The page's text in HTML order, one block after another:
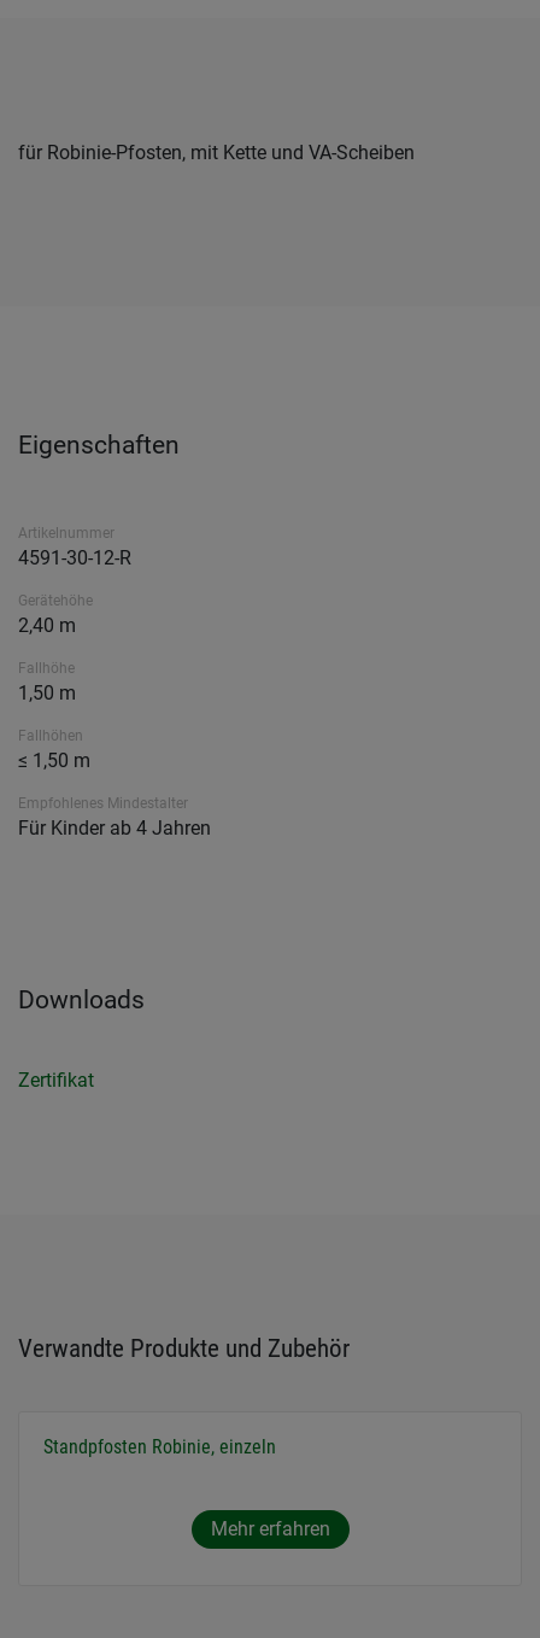
für Robinie-Pfosten, mit Kette und VA-Scheiben
Eigenschaften
Artikelnummer
4591-30-12-R
Gerätehöhe
2,40 m
Fallhöhe
1,50 m
Fallhöhen
≤ 1,50 m
Empfohlenes Mindestalter
Für Kinder ab 4 Jahren
Downloads
Zertifikat
Verwandte Produkte und Zubehör
Standpfosten Robinie, einzeln
Mehr erfahren